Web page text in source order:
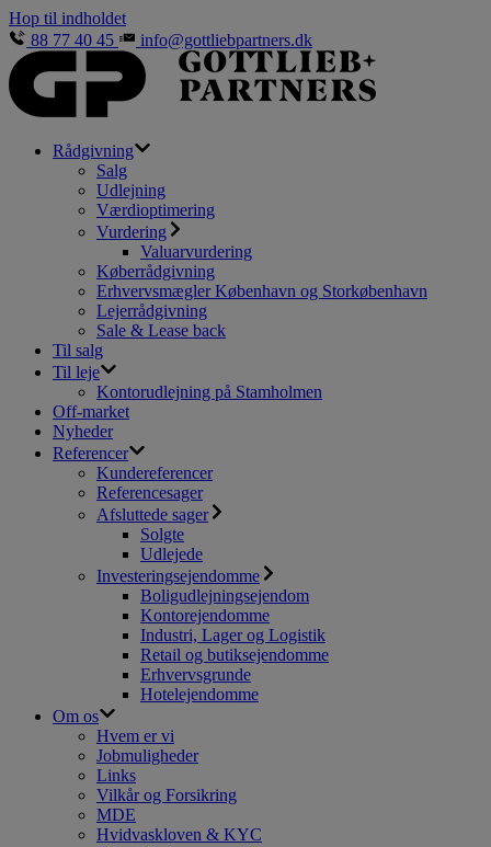
Hop til indholdet
88 77 40 45
info@gottliebpartners.dk
Rådgivning
Salg
Udlejning
Værdioptimering
Vurdering
Valuarvurdering
Køberrådgivning
Erhvervsmægler København og Storkøbenhavn
Lejerrådgivning
Sale & Lease back
Til salg
Til leje
Kontorudlejning på Stamholmen
Off-market
Nyheder
Referencer
Kundereferencer
Referencesager
Afsluttede sager
Solgte
Udlejede
Investeringsejendomme
Boligudlejningsejendom
Kontorejendomme
Industri, Lager og Logistik
Retail og butiksejendomme
Erhvervsgrunde
Hotelejendomme
Om os
Hvem er vi
Jobmuligheder
Links
Vilkår og Forsikring
MDE
Hvidvaskloven & KYC